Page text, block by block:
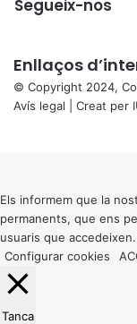
Segueix-nos
Enllaços
© Copyright 2024,
Avís legal | Creat per
button
Els informem que la
permanents, que ens
usuaris que
Configurar cookies
Tanca